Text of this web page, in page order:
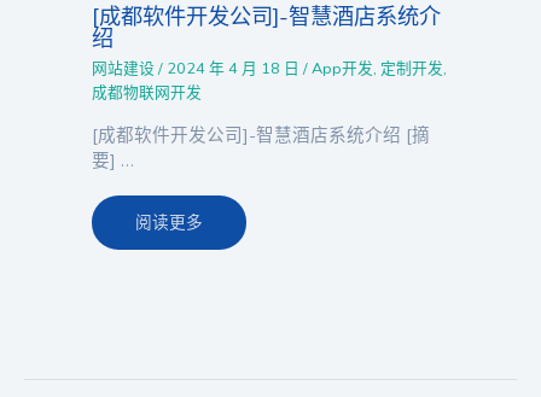
[成都软件开发公司]-智慧酒店系统介
绍
网站建设 / 2024 年 4 月 18 日/App开发, 定制开发,
成都物联网开发
[成都软件开发公司]-智慧酒店系统介绍 [摘
要] …
阅读更多